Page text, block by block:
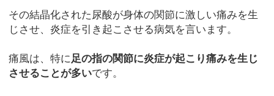
その結晶化された尿酸が身体の関節に激しい痛みを生
じさせ、炎症を引き起こさせる病気を言います。
痛風は、特に 足の指の関節に炎症が起こり痛みを生じ
させることが多いです。